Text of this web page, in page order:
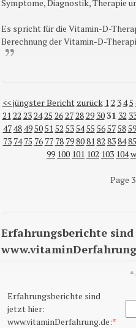
Symptome, Diagnostik, Therapie
Es spricht für die Vitamin-D-
Berechnung der Vitamin-D-
<< jüngster Bericht zurück 12 345
2122 232425 26272829 3031 32
474849505152 535455 56575859
73 74 75 76 77 78 79808182 838485
99 100 101 102 103 104
Page
Erfahrungsberichte
*
Erfahrungsberichte sind
jetzt hier:
www.vitaminDerfahrung.de:*